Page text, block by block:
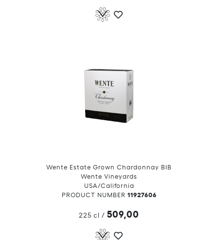
Wente Estate Grown Chardonnay BIB
Wente Vineyards
USA/California
PRODUCT NUMBER 11927606
225 cl / 509,00